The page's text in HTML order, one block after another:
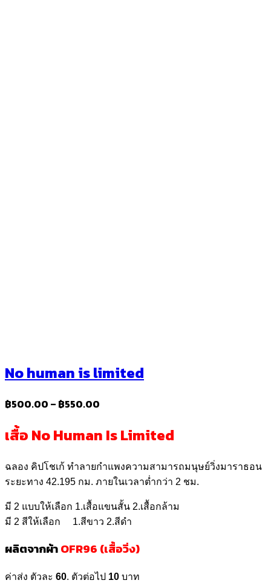
No human​ is​ limited
฿500.00 – ฿550.00
฿500.00
฿550.00
เสื้อ No Human Is Limited
ฉลอง คิปโชเก้ ทำลายกำแพงความสามารถมนุษย์วิ่งมาราธอน
ระยะทาง 42.195 กม. ภายในเวลาต่ำกว่า 2 ชม.
มี 2 แบบให้เลือก 1.เสื้อแขนสั้น 2.เสื้อกล้าม
มี 2 สีให้เลือก 1.สีขาว 2.สีดำ
ผลิตจากผ้าOFR96 (เสื้อวิ่ง)
ค่าส่ง ตัวละ 60. ตัวต่อไป 10 บาท